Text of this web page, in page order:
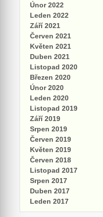
Únor 2022
Leden 2022
Září 2021
Červen 2021
Květen 2021
Duben 2021
Listopad 2020
Březen 2020
Únor 2020
Leden 2020
Listopad 2019
Září 2019
Srpen 2019
Červen 2019
Květen 2019
Červen 2018
Listopad 2017
Srpen 2017
Duben 2017
Leden 2017